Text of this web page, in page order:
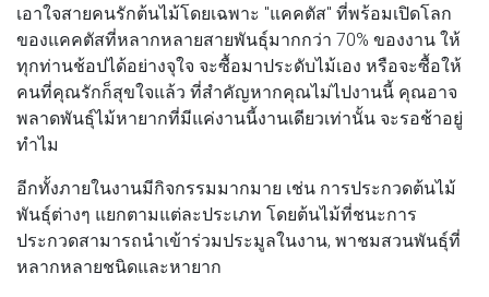
เอาใจสายคนรักต้นไม้โดยเฉพาะ "แคคตัส" ที่พร้อมเปิดโลก
ของแคคตัสที่หลากหลายสายพันธุ์มากกว่า 70% ของงาน ให้
ทุกท่านช้อปได้อย่างจุใจ จะซื้อมาประดับไม้เอง หรือจะซื้อให้
คนที่คุณรักก็สุขใจแล้ว ที่สำคัญหากคุณไม่ไปงานนี้ คุณอาจ
พลาดพันธุ์ไม้หายากที่มีแค่งานนี้งานเดียวเท่านั้น จะรอช้าอยู่
ทำไม
อีกทั้งภายในงานมีกิจกรรมมากมาย เช่น การประกวดต้นไม้
พันธุ์ต่างๆ แยกตามแต่ละประเภท โดยต้นไม้ที่ชนะการ
ประกวดสามารถนำเข้าร่วมประมูลในงาน, พาชมสวนพันธ์ุที่
หลากหลายชนิดและหายาก